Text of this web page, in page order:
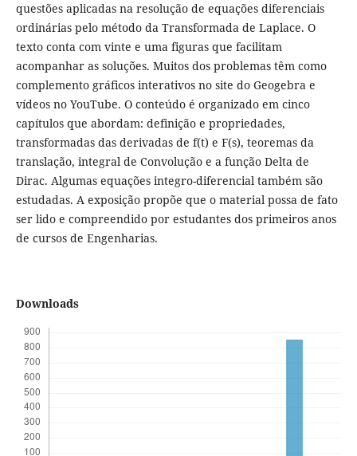
questões aplicadas na resolução de equações diferenciais
ordinárias pelo método da Transformada de Laplace. O
texto conta com vinte e uma figuras que facilitam
acompanhar as soluções. Muitos dos problemas têm como
complemento gráficos interativos no site do Geogebra e
vídeos no YouTube. O conteúdo é organizado em cinco
capítulos que abordam: definição e propriedades,
transformadas das derivadas de f(t) e F(s), teoremas da
translação, integral de Convolução e a função Delta de
Dirac. Algumas equações integro-diferencial também são
estudadas. A exposição propõe que o material possa de fato
ser lido e compreendido por estudantes dos primeiros anos
de cursos de Engenharias.
Downloads